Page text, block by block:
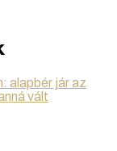
alapbér jár az
vált